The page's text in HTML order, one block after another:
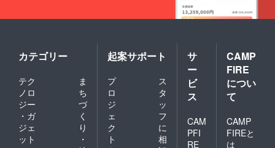
カテゴリー
テク
ノロ
ジー
・ガ
ジェ
ット
ま
ち
づ
く
り
・
起案サポート
プ
ロ
ジ
ェ
ク
ト
ス
タ
ッ
フ
に
相
サ
ー
ビ
ス
CAM
PFI
RE
CAMP
FIRE
につい
て
CAMP
FIREと
は